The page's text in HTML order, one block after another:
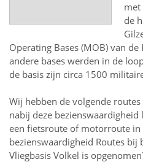
met
de
Operating Bases (MOB) van
andere bases werden in de
de basis zijn circa 1500
Wij hebben de volgende
nabij deze bezienswaardigheid
een fietsroute of motorroute in
bezienswaardigheid Routes bij
Vliegbasis Volkel is